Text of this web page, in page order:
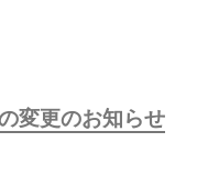
変更のお知らせ